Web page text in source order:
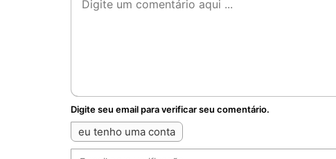
Digite seu email para verificar seu comentário.
eu tenho uma conta